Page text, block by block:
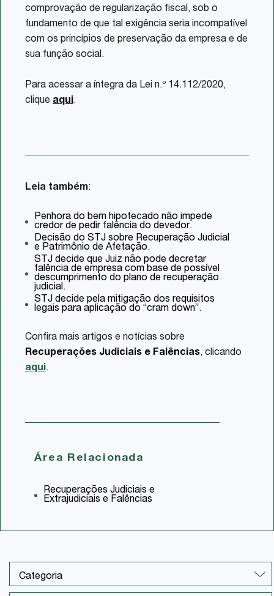
comprovação de regularização fiscal, sob o
fundamento de que tal exigência seria incompatível
com os princípios de preservação da empresa e de
sua função social.
Para acessar a íntegra da Lei n.º 14.112/2020,
clique aqui.
Leia também:
Penhora do bem hipotecado não impede
credor de pedir falência do devedor.
Decisão do STJ sobre Recuperação Judicial
e Patrimônio de Afetação.
STJ decide que Juiz não pode decretar
falência de empresa com base de possível
descumprimento do plano de recuperação
judicial.
STJ decide pela mitigação dos requisitos
legais para aplicação do “cram down”.
Confira mais artigos e notícias sobre
Recuperações Judiciais e Falências, clicando
aqui.
Área Relacionada
Recuperações Judiciais e
Extrajudiciais e Falências